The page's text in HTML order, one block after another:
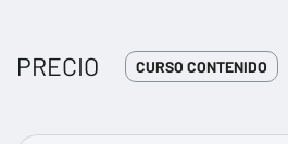
PRECIO CURSO CONTENIDO